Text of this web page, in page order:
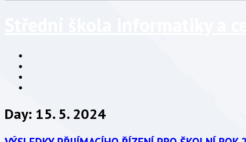
Day: 15. 5. 2024